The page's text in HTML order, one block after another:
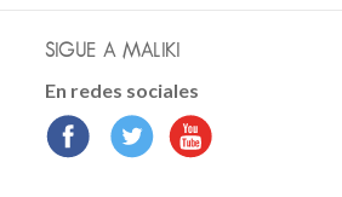
SIGUE A MALIKI
En redes sociales